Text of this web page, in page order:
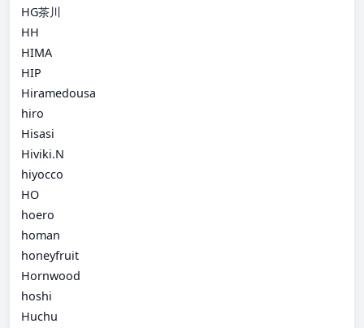
HG茶川
HH
HIMA
HIP
Hiramedousa
hiro
Hisasi
Hiviki.N
hiyocco
HO
hoero
homan
honeyfruit
Hornwood
hoshi
Huchu